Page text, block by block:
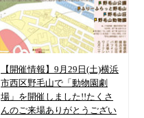
【開催情報】9月29日(土)横浜
市西区野毛山で「動物園劇
場」を開催しました!!たくさ
んのご来場ありがとうござい